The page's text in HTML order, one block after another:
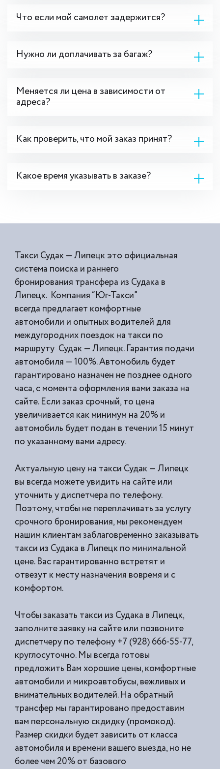
Что если мой самолет задержится?
Нужно ли доплачивать за багаж?
Меняется ли цена в зависимости от
адреса?
Как проверить, что мой заказ принят?
Какое время указывать в заказе?
Такси Судак — Липецк это официальная
система поиска и раннего
бронирования трансфера из Судака в
Липецк. Компания “Юг-Такси”
всегда предлагает комфортные
автомобили и опытных водителей для
междугородних поездок на такси по
маршруту Судак — Липецк. Гарантия подачи
автомобиля — 100%. Автомобиль будет
гарантировано назначен не позднее одного
часа, с момента оформления вами заказа на
сайте. Если заказ срочный, то цена
увеличивается как минимум на 20% и
автомобиль будет подан в течении 15 минут
по указанному вами адресу.
Актуальную цену на такси Судак — Липецк
вы всегда можете увидить на сайте или
уточнить у диспетчера по телефону.
Поэтому, чтобы не переплачивать за услугу
срочного бронирования, мы рекомендуем
нашим клиентам заблаговременно заказывать
такси из Судака в Липецк по минимальной
цене. Вас гарантированно встретят и
отвезут к месту назначения вовремя и с
комфортом.
Чтобы заказать такси из Судака в Липецк,
заполните заявку на сайте или позвоните
диспетчеру по телефону +7 (928) 666-55-77,
круглосуточно. Мы всегда готовы
предложить Вам хорошие цены, комфортные
автомобили и микроавтобусы, вежливых и
внимательных водителей. На обратный
трансфер мы гарантировано предоставим
вам персональную скдидку (промокод).
Размер скидки будет зависить от класса
автомобиля и времени вашего выезда, но не
более чем 20% от базового